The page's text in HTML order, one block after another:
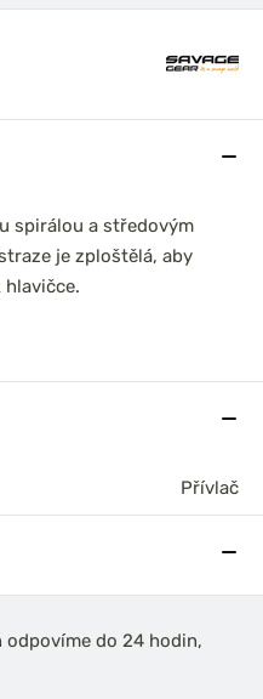
spirálou a středovým
je zploštělá, aby
Přívlač
do 24 hodin,